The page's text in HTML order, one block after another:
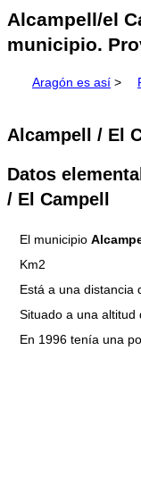
Alcampell/el
municipio.
Aragón es así >
Alcampell / El
Datos
/ El Campell
El municipio
Km2
Está a una distancia
Situado a una altitud
En 1996 tenía una